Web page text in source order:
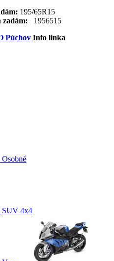
195/65R15
zadám: 1956515
Púchov Info linka
Osobné
SUV 4x4